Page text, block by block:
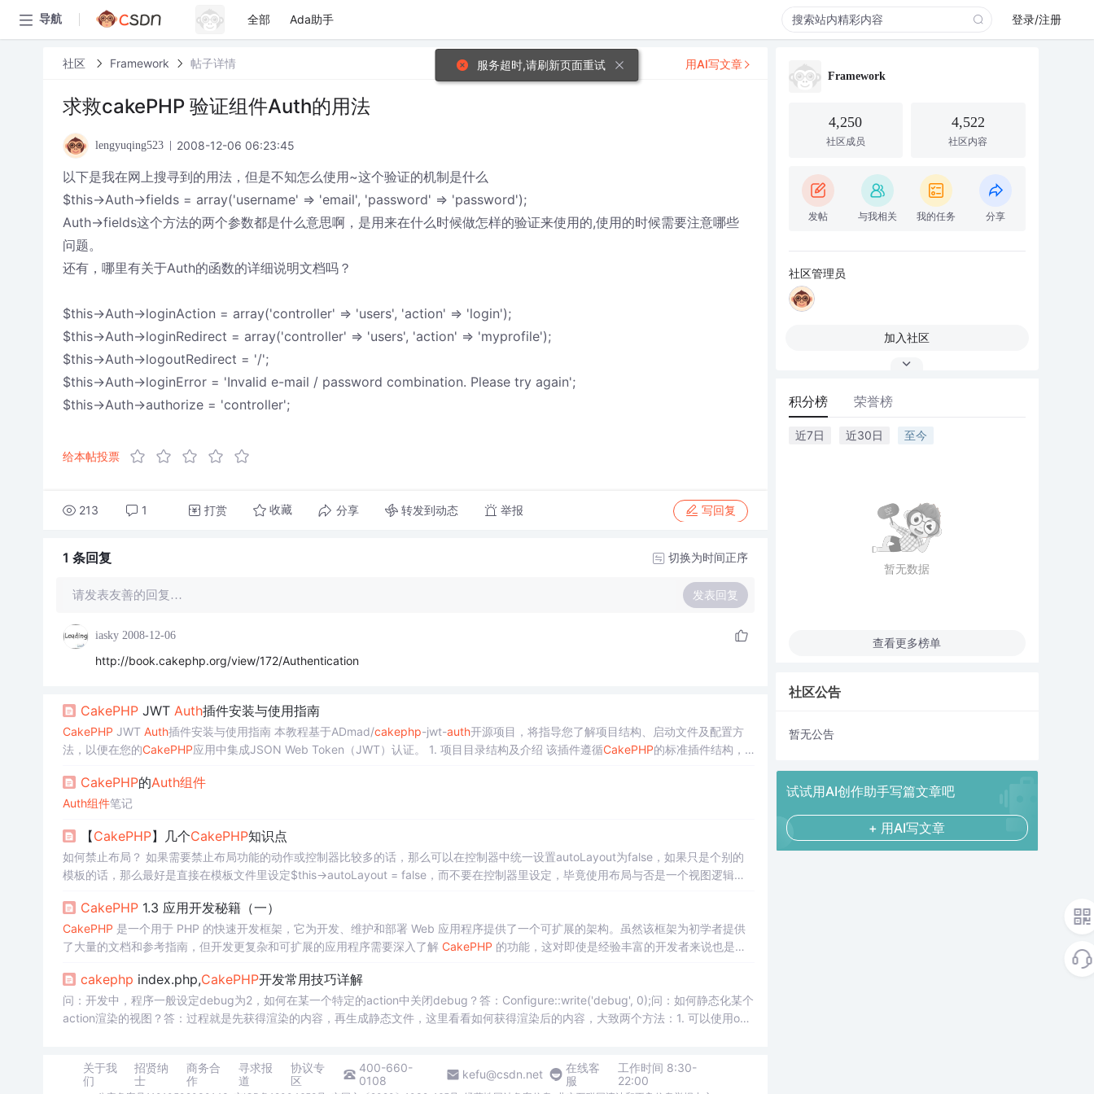
导航 全部 Ada助手 登录/注册
社区 Framework 帖子详情
求救cakePHP 验证组件Auth的用法
lengyuqing523 2008-12-06 06:23:45
以下是我在网上搜寻到的用法，但是不知怎么使用~这个验证的机制是什么
$this->Auth->fields = array('username' => 'email', 'password' => 'password');
Auth->fields这个方法的两个参数都是什么意思啊，是用来在什么时候做怎样的验证来使用的,使用的时候需要注意哪些
问题。
还有，哪里有关于Auth的函数的详细说明文档吗？
$this->Auth->loginAction = array('controller' => 'users', 'action' => 'login');
$this->Auth->loginRedirect = array('controller' => 'users', 'action' => 'myprofile');
$this->Auth->logoutRedirect = '/';
$this->Auth->loginError = 'Invalid e-mail / password combination. Please try again';
$this->Auth->authorize = 'controller';
给本帖投票
213 1 打赏 收藏 分享 转发到动态 举报 写回复
用AI写文章
1 条回复 切换为时间正序
请发表友善的回复… 发表回复
iasky 2008-12-06
http://book.cakephp.org/view/172/Authentication
CakePHPJWT Auth插件安装与使用指南
CakePHP JWT Auth插件安装与使用指南 本教程基于ADmad/cakephp-jwt-auth开源项目，将指导您了解项目结构、启动文件及配置方
法，以便在您的CakePHP应用中集成JSON Web Token（JWT）认证。 1. 项目目录结构及介绍 该插件遵循CakePHP的标准插件结构，
CakePHP的Auth组件
Auth组件笔记
【CakePHP】几个CakePHP知识点
如何禁止布局？ 如果需要禁止布局功能的动作或控制器比较多的话，那么可以在控制器中统一设置autoLayout为false，如果只是个别的
模板的话，那么最好是直接在模板文件里设定$this->autoLayout = false，而不要在控制器里设定，毕竟使用布局与否是一个视图逻辑。
CakePHP1.3 应用开发秘籍（一）
CakePHP 是一个用于 PHP 的快速开发框架，它为开发、维护和部署 Web 应用程序提供了一个可扩展的架构。虽然该框架为初学者提供
了大量的文档和参考指南，但开发更复杂和可扩展的应用程序需要深入了解 CakePHP 的功能，这对即使是经验丰富的开发者来说也是一
能。遵循本书中的食谱（展示了如何使用 AJAX、数据源、GEO 定位、路由、性能优化等），您将能够迅速理解和使用这
cakephp index.php,CakePHP开发常用技巧详解
问：开发中，程序一般设定debug为2，如何在某一个特定的action中关闭debug？答：Configure::write('debug', 0);问：如何静态化某个
action渲染的视图？答：过程就是先获得渲染的内容，再生成静态文件，这里看看如何获得渲染后的内容，大致两个方法：1. 可以使用ob
关于我
们
招贤纳
士
商务合
作
寻求报
道
协议专
区
400-660-
0108
kefu@csdn.net
在线客
服
工作时间 8:30-
22:00
Framework
4,250
社区成员
4,522
社区内容
发帖 与我相关 我的任务 分享
社区管理员
加入社区
积分榜 荣誉榜
近7日 近30日 至今
暂无数据
查看更多榜单
社区公告
暂无公告
试试用AI创作助手写篇文章吧
+ 用AI写文章
服务超时,请刷新页面重试